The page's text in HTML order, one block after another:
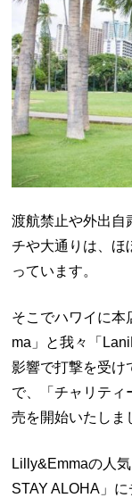
渡航禁止や外出自
チや大通りは、ほ
っています。
そこでハワイに本
ma」と我々「
影響で打撃を受け
で、「チャリテ
売を開始いたしま
Lilly&Emmaの人
STAY ALOHA」